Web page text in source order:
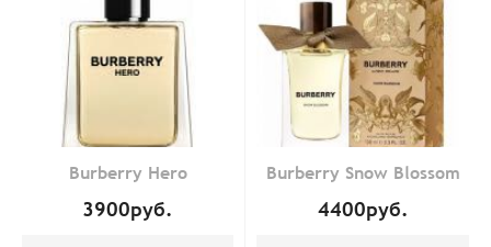
Burberry Hero
3900руб.
Burberry Snow Blossom
4400руб.